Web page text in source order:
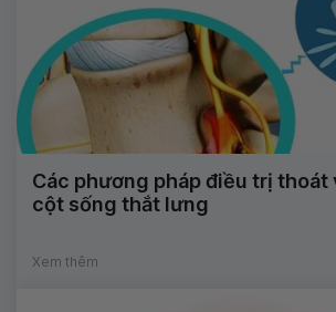
Các phương pháp điều trị thoát
cột sống thắt lưng
Xem thêm